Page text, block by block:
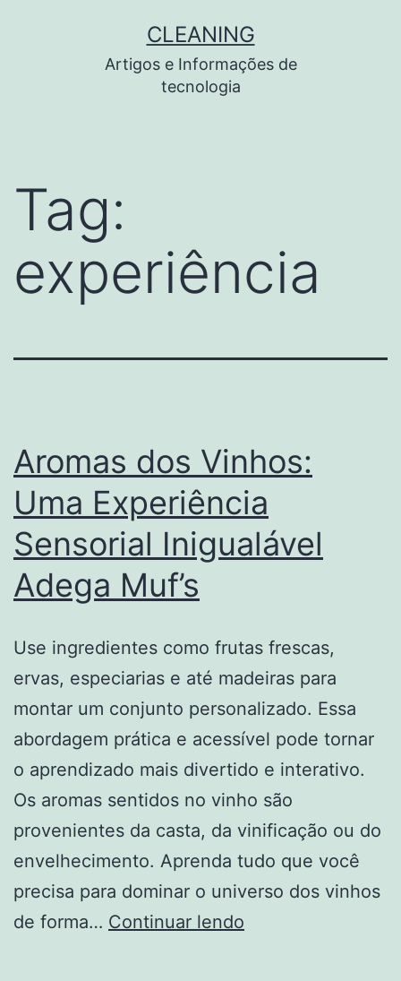
CLEANING
Artigos e Informações de
tecnologia
Tag:
experiência
Aromas dos Vinhos:
Uma Experiência
Sensorial Inigualável
Adega Muf’s
Use ingredientes como frutas frescas,
ervas, especiarias e até madeiras para
montar um conjunto personalizado. Essa
abordagem prática e acessível pode tornar
o aprendizado mais divertido e interativo.
Os aromas sentidos no vinho são
provenientes da casta, da vinificação ou do
envelhecimento. Aprenda tudo que você
precisa para dominar o universo dos vinhos
de forma… Continuar lendo